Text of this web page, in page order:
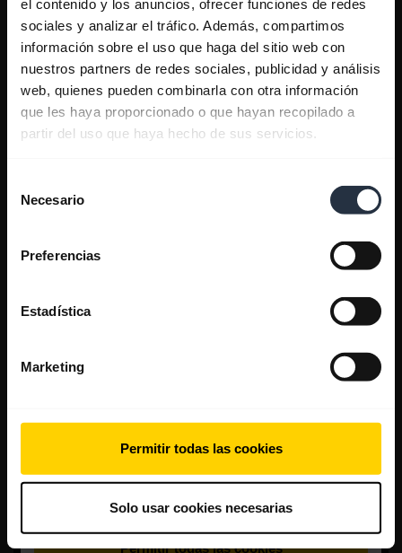
el contenido y los anuncios, ofrecer funciones de redes
sociales y analizar el tráfico. Además, compartimos
información sobre el uso que haga del sitio web con
nuestros partners de redes sociales, publicidad y análisis
web, quienes pueden combinarla con otra información
que les haya proporcionado o que hayan recopilado a
partir del uso que haya hecho de sus servicios.
Necesario
Preferencias
Estadística
Marketing
Permitir todas las cookies
Solo usar cookies necesarias